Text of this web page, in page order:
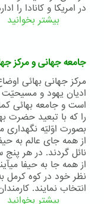
در امريکا و کانادا را
بیشتر بخوانید
و جامعه جهانی و مرکز
مرکز جهانى بهائى
اديان يهود و مسيحيّت
است و جامعه بهائی
را که با تبعيد حضرت
بصورت اوّليّه نگهداری
از همه جای عالم به
نائل گردند. در هر پنج
از همه جا به حيفا
نظر خود در کوه کرمل به
انتخاب نمايند.
بیشتر بخوانید